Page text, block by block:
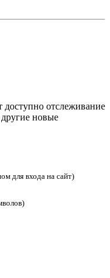
доступно отслеживание
новые
для входа на сайт)